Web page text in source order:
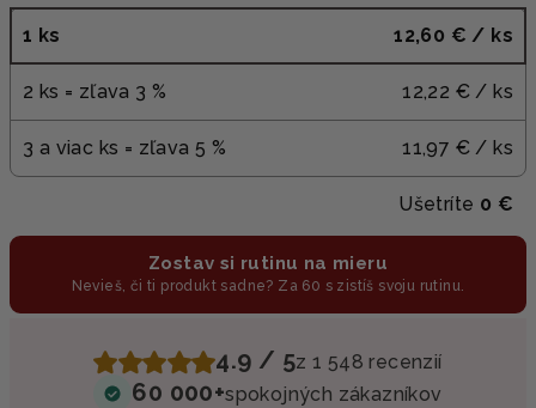
1 ks 12,60 € / ks
2 ks = zľava 3 % 12,22 € / ks
3 a viac ks = zľava 5 % 11,97 € / ks
Ušetríte 0 €
Zostav si rutinu na mieru
Nevieš, či ti produkt sadne? Za 60 s zistíš svoju rutinu.
4.9 / 5z 1 548 recenzií
60 000+spokojných zákazníkov